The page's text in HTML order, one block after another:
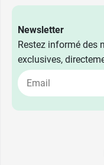
Newsletter
Restez informé des
exclusives,